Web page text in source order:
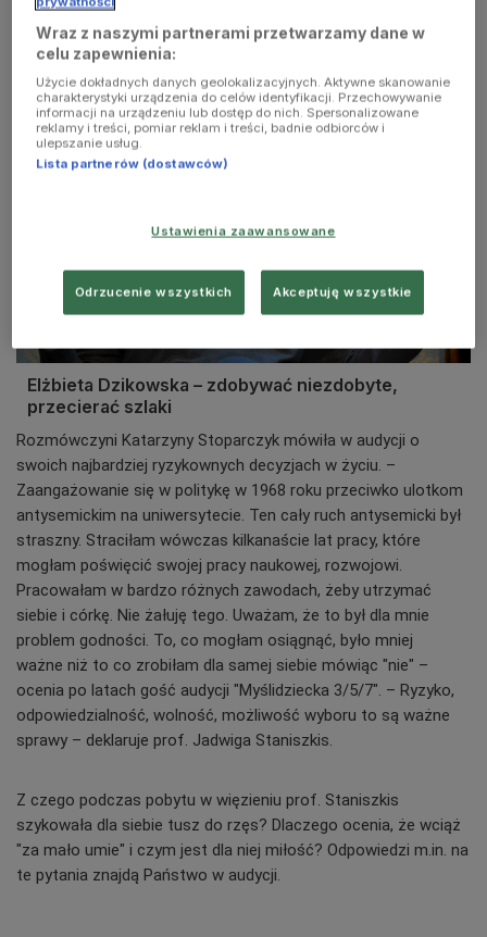
Elżbieta Dzikowska – zdobywać niezdobyte,
przecierać szlaki
Rozmówczyni Katarzyny Stoparczyk mówiła w audycji o
swoich najbardziej ryzykownych decyzjach w życiu. –
Zaangażowanie się w politykę w 1968 roku przeciwko ulotkom
antysemickim na uniwersytecie. Ten cały ruch antysemicki był
straszny. Straciłam wówczas kilkanaście lat pracy, które
mogłam poświęcić swojej pracy naukowej, rozwojowi.
Pracowałam w bardzo różnych zawodach, żeby utrzymać
siebie i córkę. Nie żałuję tego. Uważam, że to był dla mnie
problem godności. To, co mogłam osiągnąć, było mniej
ważne niż to co zrobiłam dla samej siebie mówiąc "nie" –
ocenia po latach gość audycji "Myślidziecka 3/5/7". – Ryzyko,
odpowiedzialność, wolność, możliwość wyboru to są ważne
sprawy – deklaruje prof. Jadwiga Staniszkis.
Z czego podczas pobytu w więzieniu prof. Staniszkis
szykowała dla siebie tusz do rzęs? Dlaczego ocenia, że wciąż
"za mało umie" i czym jest dla niej miłość? Odpowiedzi m.in. na
te pytania znajdą Państwo w audycji.
Wraz z naszymi partnerami przetwarzamy dane w
celu zapewnienia:
Użycie dokładnych danych geolokalizacyjnych. Aktywne skanowanie
charakterystyki urządzenia do celów identyfikacji. Przechowywanie
informacji na urządzeniu lub dostęp do nich. Spersonalizowane
reklamy i treści, pomiar reklam i treści, badnie odbiorców i
ulepszanie usług.
Lista partnerów (dostawców)
Ustawienia zaawansowane
Odrzucenie wszystkich Akceptuję wszystkie